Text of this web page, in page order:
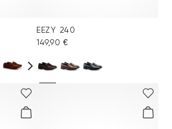
EEZY 240
149,90 €